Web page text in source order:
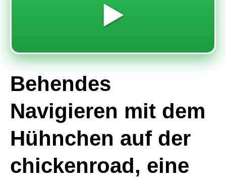
▶️
Behendes
Navigieren mit dem
Hühnchen auf der
chickenroad, eine